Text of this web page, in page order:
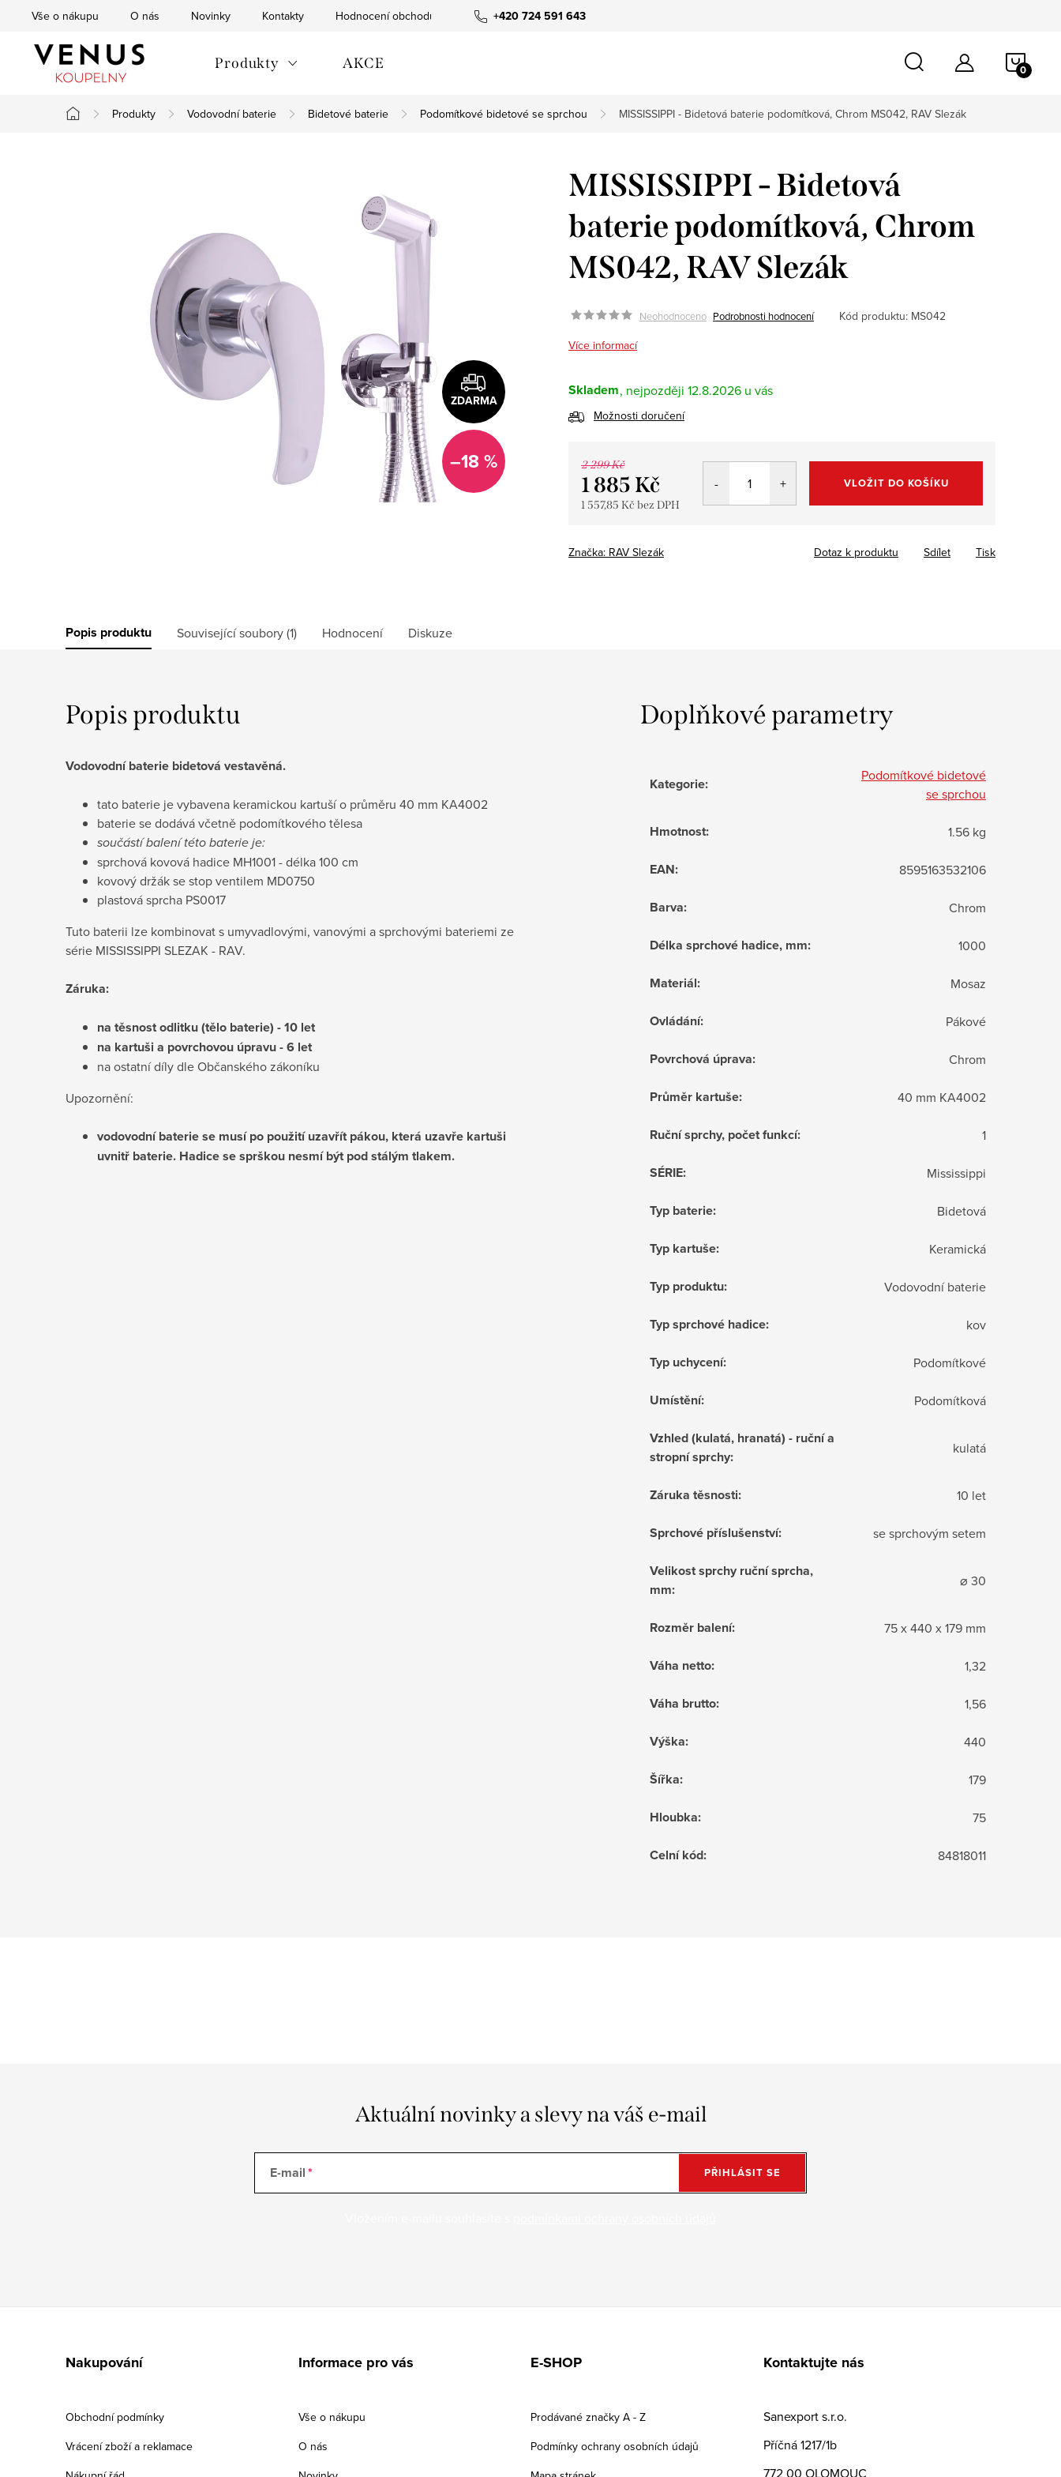
+420 724 591 643
Vše o nákupu O nás Novinky Kontakty Hodnocení obchodu
Produkty AKCE
Domů
Produkty Vodovodní baterie Bidetové baterie Podomítkové bidetové se sprchou MISSISSIPPI - Bidetová baterie podomítková, Chrom MS042, RAV Slezák
ZDARMA
–18 %
MISSISSIPPI - Bidetová
baterie podomítková, Chrom
MS042, RAV Slezák
Neohodnoceno Podrobnosti hodnocení Kód produktu: MS042
Více informací
Skladem 12.8.2026
Možnosti doručení
2 299 Kč
1 885 Kč
1 557,85 Kč bez DPH
VLOŽIT DO KOŠÍKU
Značka: RAV Slezák Tisk
Dotaz k produktu Sdílet
Popis produktu Související soubory (1) Hodnocení Diskuze
Popis produktu
Vodovodní baterie bidetová vestavěná.
tato baterie je vybavena keramickou kartuší o průměru 40 mm KA4002
baterie se dodává včetně podomítkového tělesa
součástí balení této baterie je:
sprchová kovová hadice MH1001 - délka 100 cm
kovový držák se stop ventilem MD0750
plastová sprcha PS0017
Tuto baterii lze kombinovat s umyvadlovými, vanovými a sprchovými bateriemi ze
série MISSISSIPPI SLEZAK - RAV.
Záruka:
na těsnost odlitku (tělo baterie) - 10 let
na kartuši a povrchovou úpravu - 6 let
na ostatní díly dle Občanského zákoníku
Upozornění:
vodovodní baterie se musí po použití uzavřít pákou, která uzavře kartuši
uvnitř baterie. Hadice se sprškou nesmí být pod stálým tlakem.
Doplňkové parametry
Kategorie:
Podomítkové bidetové
se sprchou
Hmotnost: 1.56 kg
EAN: 8595163532106
Barva: Chrom
Délka sprchové hadice, mm: 1000
Materiál: Mosaz
Ovládání: Pákové
Povrchová úprava: Chrom
Průměr kartuše: 40 mm KA4002
Ruční sprchy, počet funkcí: 1
SÉRIE: Mississippi
Typ baterie: Bidetová
Typ kartuše: Keramická
Typ produktu: Vodovodní baterie
Typ sprchové hadice: kov
Typ uchycení: Podomítkové
Umístění: Podomítková
Vzhled (kulatá, hranatá) - ruční a
stropní sprchy: kulatá
Záruka těsnosti: 10 let
Sprchové příslušenství: se sprchovým setem
Velikost sprchy ruční sprcha,
mm: ⌀ 30
Rozměr balení: 75 x 440 x 179 mm
Váha netto: 1,32
Váha brutto: 1,56
Výška: 440
Šířka: 179
Hloubka: 75
Celní kód: 84818011
Aktuální novinky a slevy na váš e-mail
E-mail PŘIHLÁSIT SE
Nakupování
Obchodní podmínky
Vrácení zboží a reklamace
Informace pro vás
Vše o nákupu
O nás
E-SHOP
Prodávané značky A - Z
Podmínky ochrany osobních údajů
Kontaktujte nás
Sanexport s.r.o.
Příčná 1217/1b
772 00 OLOMOUC